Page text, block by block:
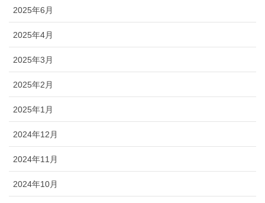
2025年6月
2025年4月
2025年3月
2025年2月
2025年1月
2024年12月
2024年11月
2024年10月